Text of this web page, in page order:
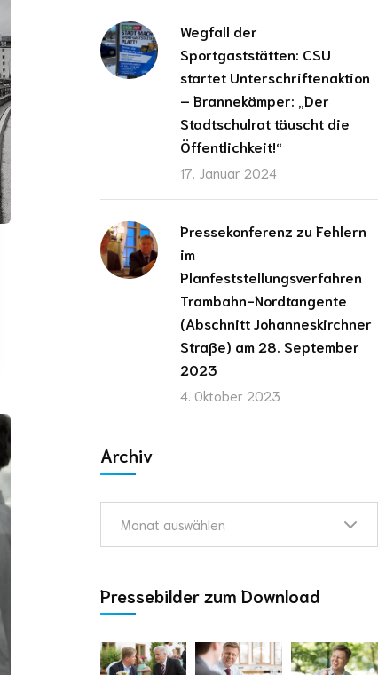
Wegfall der
Sportgaststätten: CSU
startet Unterschriftenaktion
– Brannekämper: „Der
Stadtschulrat täuscht die
Öffentlichkeit!“
17. Januar 2024
Pressekonferenz zu Fehlern
im
Planfeststellungsverfahren
Trambahn-Nordtangente
(Abschnitt Johanneskirchner
Straße) am 28. September
2023
4. Oktober 2023
Archiv
Monat auswählen
Pressebilder zum Download